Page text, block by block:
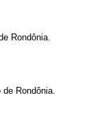
Rondônia.
Rondônia.